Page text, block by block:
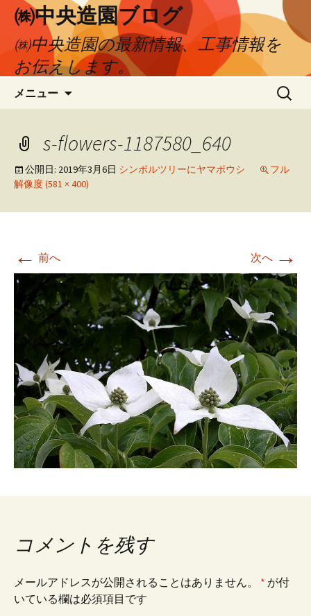
㈱中央造園ブログ
㈱中央造園の最新情報、工事情報を
お伝えします。
メニュー
ツ
へ
移
検
s-flowers-1187580_640
公開日: 2019年3月6日 シンボルツリーにヤマボウシ
フル
解像度 (581 × 400)
← 前へ 次へ →
コメントを残す
メールアドレスが公開されることはありません。 * が付
いている欄は必須項目です